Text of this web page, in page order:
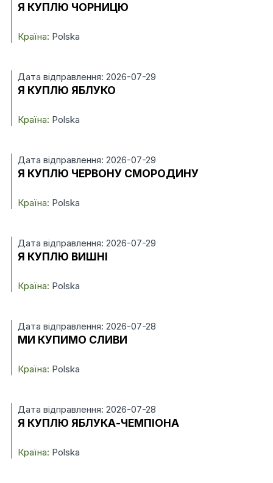
Я КУПЛЮ ЧОРНИЦЮ
Країна: Polska
Дата відправлення: 2026-07-29
Я КУПЛЮ ЯБЛУКО
Країна: Polska
Дата відправлення: 2026-07-29
Я КУПЛЮ ЧЕРВОНУ СМОРОДИНУ
Країна: Polska
Дата відправлення: 2026-07-29
Я КУПЛЮ ВИШНІ
Країна: Polska
Дата відправлення: 2026-07-28
МИ КУПИМО СЛИВИ
Країна: Polska
Дата відправлення: 2026-07-28
Я КУПЛЮ ЯБЛУКА-ЧЕМПІОНА
Країна: Polska